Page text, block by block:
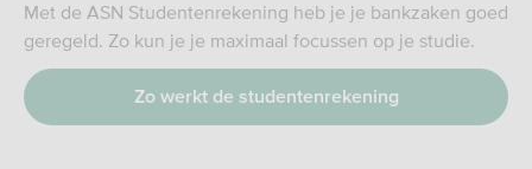
Met de ASN Studentenrekening heb je je bankzaken goed
geregeld. Zo kun je je maximaal focussen op je studie.
Zo werkt de studentenrekening